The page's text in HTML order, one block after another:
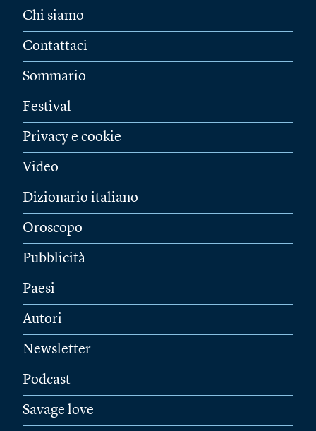
Chi siamo
Contattaci
Sommario
Festival
Privacy e cookie
Video
Dizionario italiano
Oroscopo
Pubblicità
Paesi
Autori
Newsletter
Podcast
Savage love